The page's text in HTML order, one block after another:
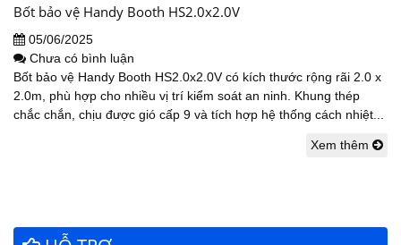
Bốt bảo vệ Handy Booth HS2.0x2.0V
05/06/2025
Chưa có bình luận
Bốt bảo vệ Handy Booth HS2.0x2.0V có kích thước rộng rãi 2.0 x
2.0m, phù hợp cho nhiều vị trí kiểm soát an ninh. Khung thép
chắc chắn, chịu được gió cấp 9 và tích hợp hệ thống cách nhiệt...
Xem thêm